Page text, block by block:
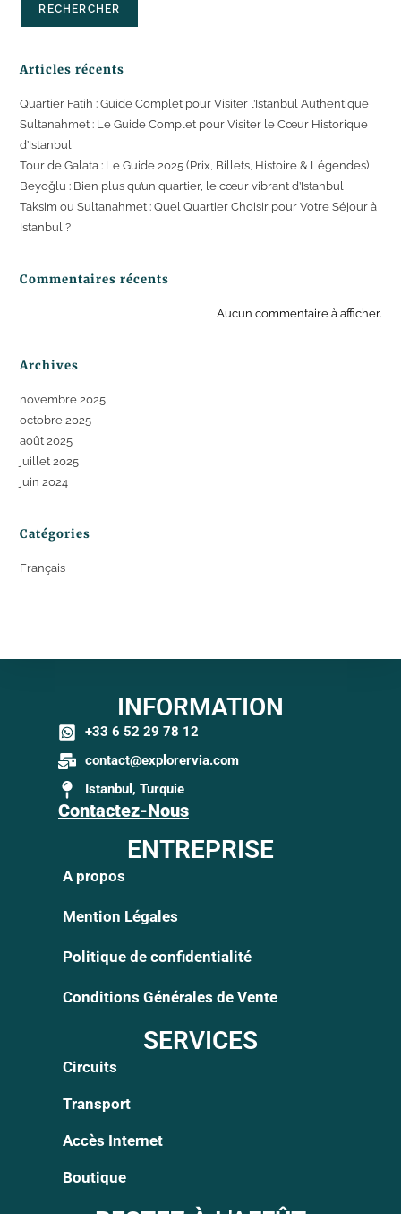
RECHERCHER
Articles récents
Quartier Fatih : Guide Complet pour Visiter l’Istanbul Authentique
Sultanahmet : Le Guide Complet pour Visiter le Cœur Historique
d’Istanbul
Tour de Galata : Le Guide 2025 (Prix, Billets, Histoire & Légendes)
Beyoğlu : Bien plus qu’un quartier, le cœur vibrant d’Istanbul
Taksim ou Sultanahmet : Quel Quartier Choisir pour Votre Séjour à
Istanbul ?
Commentaires récents
Aucun commentaire à afficher.
Archives
novembre 2025
octobre 2025
août 2025
juillet 2025
juin 2024
Catégories
Français
INFORMATION
+33 6 52 29 78 12
contact@explorervia.com
Istanbul, Turquie
Contactez-Nous
ENTREPRISE
A propos
Mention Légales
Politique de confidentialité
Conditions Générales de Vente
SERVICES
Circuits
Transport
Accès Internet
Boutique